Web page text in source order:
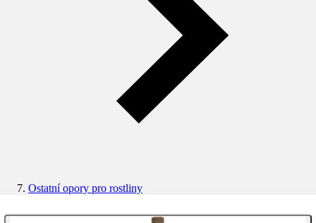
Ostatní opory pro rostliny